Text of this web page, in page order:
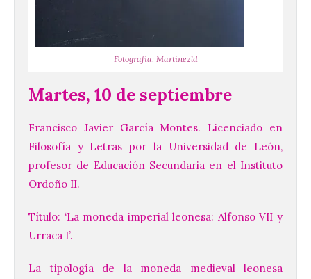
Fotografía: Martínezld
Martes, 10 de septiembre
Francisco Javier García Montes. Licenciado en
Filosofía y Letras por la Universidad de León,
profesor de Educación Secundaria en el Instituto
Ordoño II.
Título: ‘La moneda imperial leonesa: Alfonso VII y
Urraca I’.
La tipología de la moneda medieval leonesa